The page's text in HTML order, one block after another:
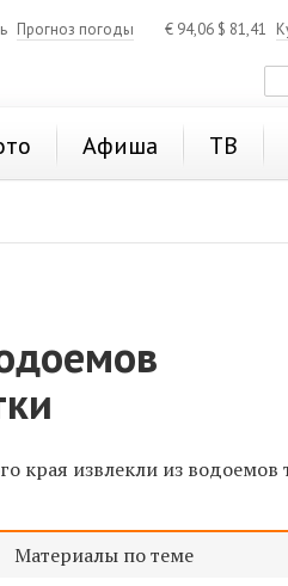
Прогноз погоды € 94,06 $ 81,41
Афиша ТВ
края извлекли из водоемов
Материалы по теме